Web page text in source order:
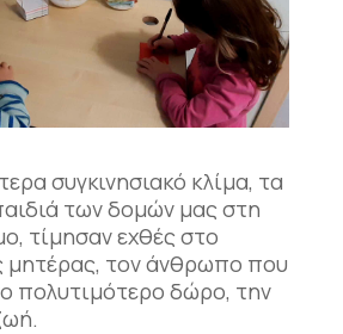
συγκινησιακό κλίμα, τα
των δομών μας στη
τίμησαν εχθές στο
τον άνθρωπο που
πολυτιμότερο δώρο, την